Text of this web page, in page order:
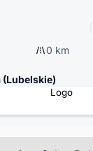
0 km
(Lubelskie)